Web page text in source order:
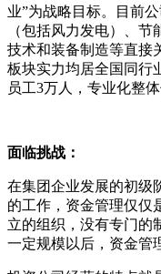
业”为战略目标。目前
（包括风力发电）、
技术和装备制造等直接
板块实力均居全国同行
员工3万人，专业化整
面临挑战：
在集团企业发展的初级
的工作，资金管理仅仅
立的组织，没有专门的
一定规模以后，资金管